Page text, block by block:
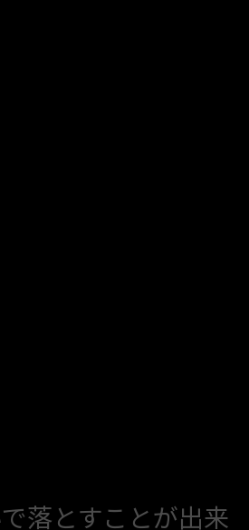
落とすことが出来